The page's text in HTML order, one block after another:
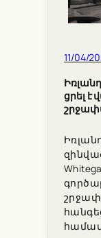
11/04/
ցրել է